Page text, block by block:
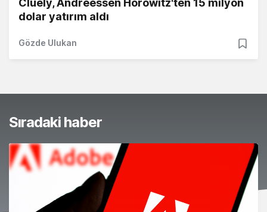
Cluely, Andreessen Horowitz'ten 15 milyon
dolar yatırım aldı
Gözde Ulukan
Sıradaki haber